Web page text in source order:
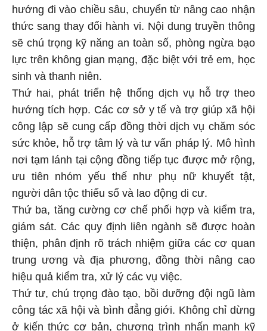
hướng đi vào chiều sâu, chuyển từ nâng cao nhận
thức sang thay đổi hành vi. Nội dung truyền thông
sẽ chú trọng kỹ năng an toàn số, phòng ngừa bạo
lực trên không gian mạng, đặc biệt với trẻ em, học
sinh và thanh niên.
Thứ hai, phát triển hệ thống dịch vụ hỗ trợ theo
hướng tích hợp. Các cơ sở y tế và trợ giúp xã hội
công lập sẽ cung cấp đồng thời dịch vụ chăm sóc
sức khỏe, hỗ trợ tâm lý và tư vấn pháp lý. Mô hình
nơi tạm lánh tại cộng đồng tiếp tục được mở rộng,
ưu tiên nhóm yếu thế như phụ nữ khuyết tật,
người dân tộc thiểu số và lao động di cư.
Thứ ba, tăng cường cơ chế phối hợp và kiểm tra,
giám sát. Các quy định liên ngành sẽ được hoàn
thiện, phân định rõ trách nhiệm giữa các cơ quan
trung ương và địa phương, đồng thời nâng cao
hiệu quả kiểm tra, xử lý các vụ việc.
Thứ tư, chú trọng đào tạo, bồi dưỡng đội ngũ làm
công tác xã hội và bình đẳng giới. Không chỉ dừng
ở kiến thức cơ bản, chương trình nhấn mạnh kỹ